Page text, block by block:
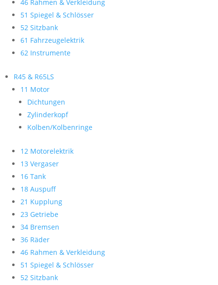
46 Rahmen & Verkleidung
51 Spiegel & Schlösser
52 Sitzbank
61 Fahrzeugelektrik
62 Instrumente
R45 & R65LS
11 Motor
Dichtungen
Zylinderkopf
Kolben/Kolbenringe
12 Motorelektrik
13 Vergaser
16 Tank
18 Auspuff
21 Kupplung
23 Getriebe
34 Bremsen
36 Räder
46 Rahmen & Verkleidung
51 Spiegel & Schlösser
52 Sitzbank